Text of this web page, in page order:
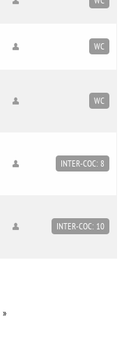
WC
WC
INTER-COC: 8
INTER-COC: 10